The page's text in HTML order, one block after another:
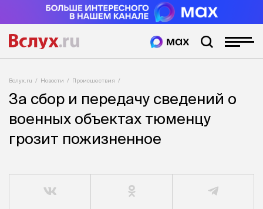
Вслух.ru Новости Происшествия
За сбор и передачу сведений о
военных объектах тюменцу
грозит пожизненное